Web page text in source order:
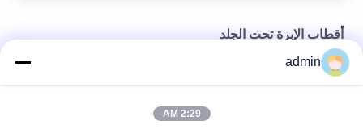
أقطاب الإبرة تحت الجلد
19 مم EMG إبر معقمة ، إبر ملونة تحت الجلد يمكن التخلص منها admin
2:29 AM